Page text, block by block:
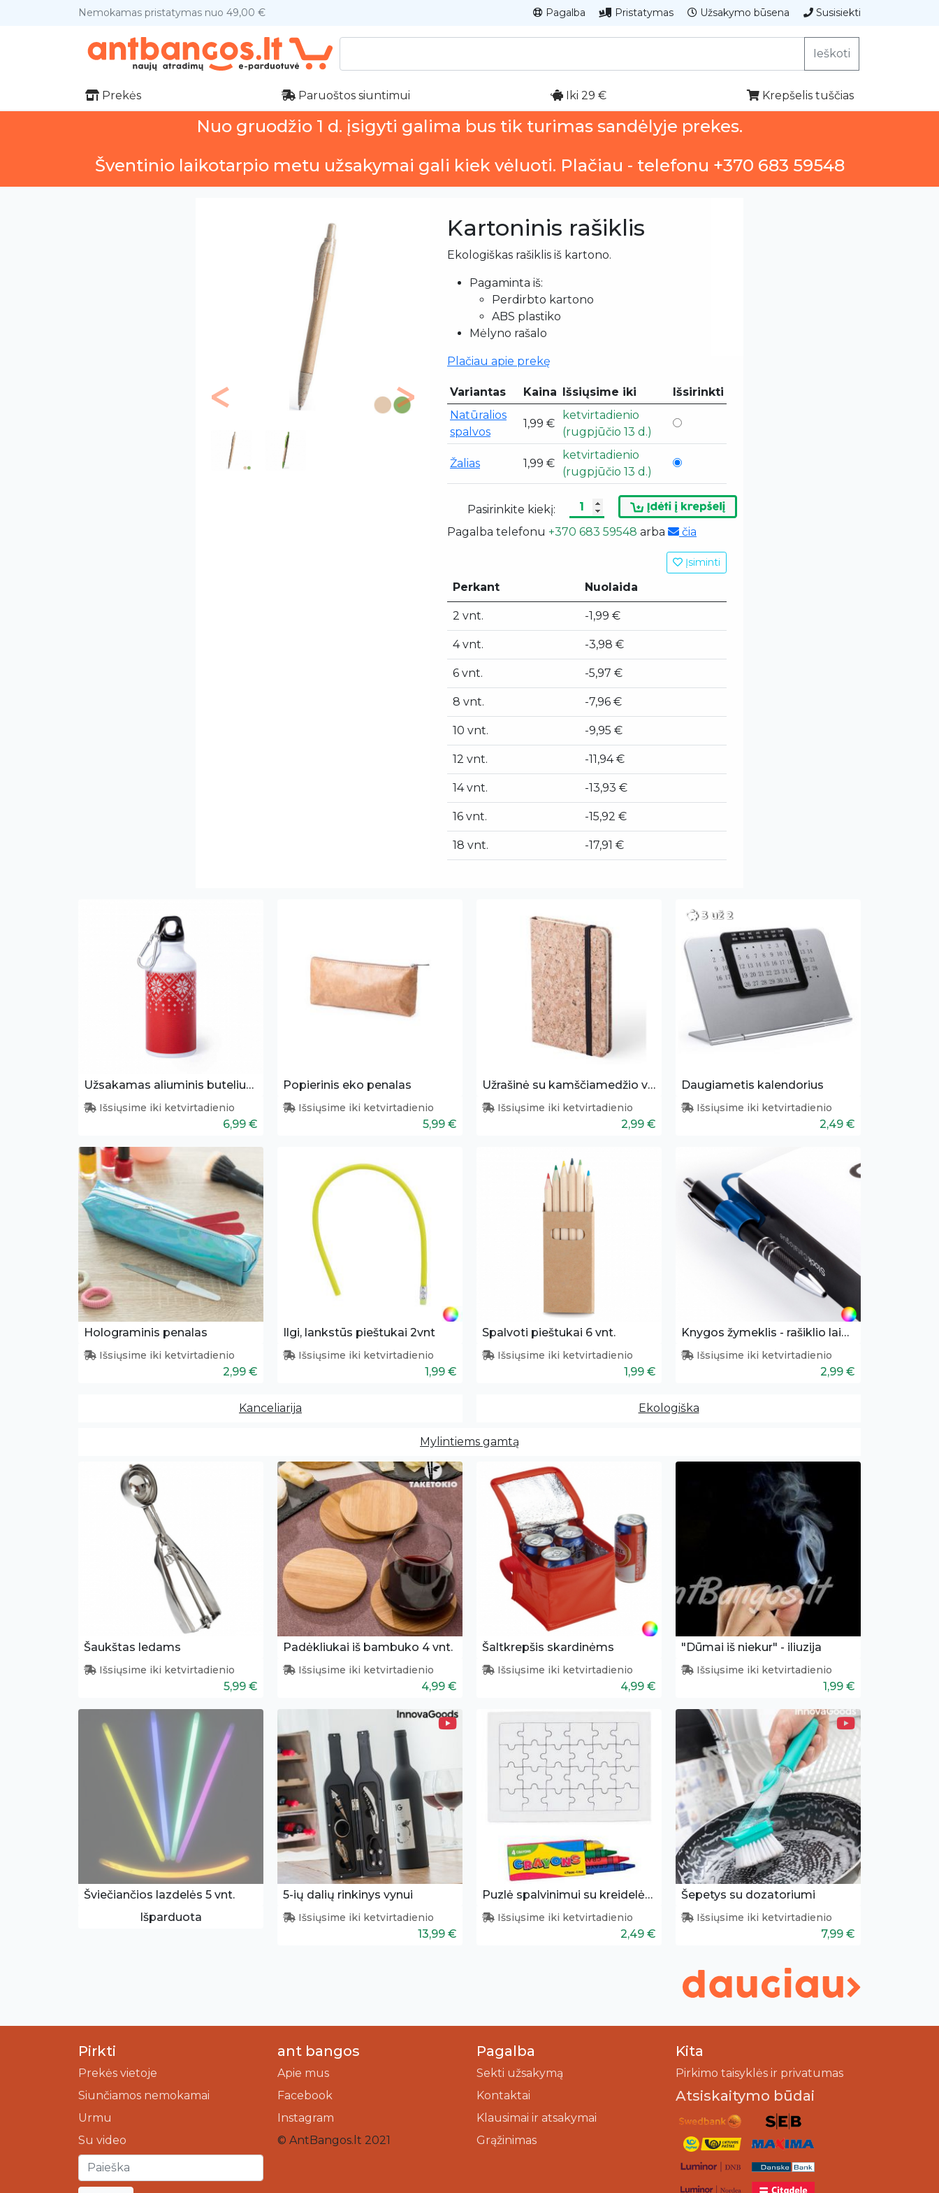
Nemokamas pristatymas nuo 49,00 € Pagalba Pristatymas Užsakymo būsena Susisiekti
Ieškoti
Prekės Paruoštos siuntimui Iki 29 € Krepšelis tuščias
Nuo gruodžio 1 d. įsigyti galima bus tik turimas sandėlyje prekes.
Šventinio laikotarpio metu užsakymai gali kiek vėluoti. Plačiau - telefonu +370 683 59548
Previous Next
Kartoninis rašiklis
Ekologiškas rašiklis iš kartono.
Pagaminta iš:
Perdirbto kartono
ABS plastiko
Mėlyno rašalo
Plačiau apie prekę
Variantas Kaina Išsiųsime iki
Išsirinkti
Natūralios
spalvos
1,99 €
ketvirtadienio
(rugpjūčio 13 d.)
Žalias 1,99 €
ketvirtadienio
(rugpjūčio 13 d.)
Pasirinkite kiekį:
Pagalba telefonu +370 683 59548 arba čia
Įsiminti
Perkant Nuolaida
2 vnt. -1,99 €
4 vnt. -3,98 €
6 vnt. -5,97 €
8 vnt. -7,96 €
10 vnt. -9,95 €
12 vnt. -11,94 €
14 vnt. -13,93 €
16 vnt. -15,92 €
18 vnt. -17,91 €
Užsakamas aliuminis buteliukas (400 ml)
Išsiųsime iki ketvirtadienio
6,99 €
Popierinis eko penalas
Išsiųsime iki ketvirtadienio
5,99 €
Užrašinė su kamščiamedžio viršeliu
Išsiųsime iki ketvirtadienio
2,99 €
3 už 2
Daugiametis kalendorius
Išsiųsime iki ketvirtadienio
2,49 €
Holograminis penalas
Išsiųsime iki ketvirtadienio
2,99 €
Ilgi, lankstūs pieštukai 2vnt
Išsiųsime iki ketvirtadienio
1,99 €
Spalvoti pieštukai 6 vnt.
Išsiųsime iki ketvirtadienio
1,99 €
Knygos žymeklis - rašiklio laikiklis
Išsiųsime iki ketvirtadienio
2,99 €
Kanceliarija Ekologiška
Mylintiems gamtą
Šaukštas ledams
Išsiųsime iki ketvirtadienio
5,99 €
Padėkliukai iš bambuko 4 vnt.
Išsiųsime iki ketvirtadienio
4,99 €
Šaltkrepšis skardinėms
Išsiųsime iki ketvirtadienio
4,99 €
"Dūmai iš niekur" - iliuzija
Išsiųsime iki ketvirtadienio
1,99 €
Šviečiančios lazdelės 5 vnt.
Išparduota
5-ių dalių rinkinys vynui
Išsiųsime iki ketvirtadienio
13,99 €
Puzlė spalvinimui su kreidelėmis
Išsiųsime iki ketvirtadienio
2,49 €
Šepetys su dozatoriumi
Išsiųsime iki ketvirtadienio
7,99 €
Pirkti
Prekės vietoje
Siunčiamos nemokamai
Urmu
Su video
ant bangos
Apie mus
Facebook
Instagram
© AntBangos.lt 2021
Pagalba
Sekti užsakymą
Kontaktai
Klausimai ir atsakymai
Grąžinimas
Kita
Pirkimo taisyklės ir privatumas
Atsiskaitymo būdai